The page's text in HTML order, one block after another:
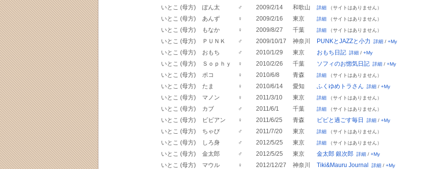
いとこ (母方) ぽん太 ♂ 2009/2/14 和歌山 詳細（サイトはありません）
いとこ (母方) あんず ♀ 2009/2/16 東京 詳細（サイトはありません）
いとこ (母方) もなか ♀ 2009/8/27 千葉 詳細（サイトはありません）
いとこ (母方) ＰＵＮＫ ♂ 2009/10/17 神奈川 PUNKとJAZZと小力 詳細/ +My
いとこ (母方) おもち ♂ 2010/1/29 東京 おもち日記 詳細/ +My
いとこ (母方) Ｓｏｐｈｙ ♀ 2010/2/26 千葉 ソフィのお惚気日記 詳細/ +My
いとこ (母方) ポコ ♀ 2010/6/8 青森 詳細（サイトはありません）
いとこ (母方) たま ♀ 2010/6/14 愛知 ふくゆめトラさん 詳細/ +My
いとこ (母方) マノン ♀ 2011/3/10 東京 詳細（サイトはありません）
いとこ (母方) カブ ♂ 2011/6/1 千葉 詳細（サイトはありません）
いとこ (母方) ビビアン ♀ 2011/6/25 青森 ビビと過ごす毎日 詳細/ +My
いとこ (母方) ちゃび ♂ 2011/7/20 東京 詳細（サイトはありません）
いとこ (母方) しろ身 ♂ 2012/5/25 東京 詳細（サイトはありません）
いとこ (母方) 金太郎 ♂ 2012/5/25 東京 金太郎 銀次郎 詳細/ +My
いとこ (母方) マウル ♀ 2012/12/27 神奈川 Tiki&Mauru Journal 詳細/ +My